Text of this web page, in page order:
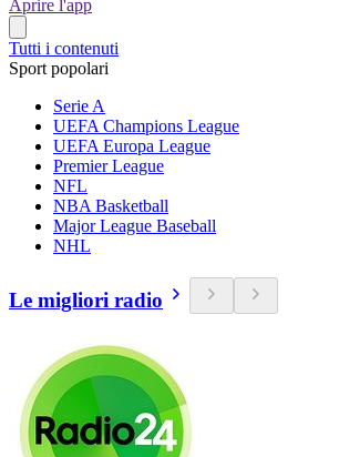
Aprire l'app
Tutti i contenuti
Sport popolari
Serie A
UEFA Champions League
UEFA Europa League
Premier League
NFL
NBA Basketball
Major League Baseball
NHL
Le migliori radio